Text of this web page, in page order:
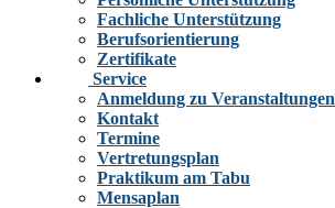
Fachliche Unterstützung
Berufsorientierung
Zertifikate
Service
Anmeldung zu Veranstaltungen
Kontakt
Termine
Vertretungsplan
Praktikum am Tabu
Mensaplan